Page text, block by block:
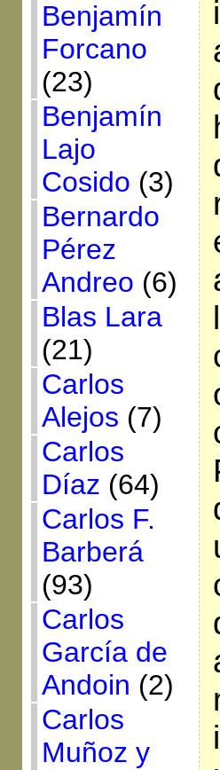
Benjamín
Forcano
(23)
Benjamín
Lajo
Cosido (3)
Bernardo
Pérez
Andreo (6)
Blas Lara
(21)
Carlos
Alejos (7)
Carlos
Díaz (64)
Carlos F.
Barberá
(93)
Carlos
García de
Andoin (2)
Carlos
Muñoz y